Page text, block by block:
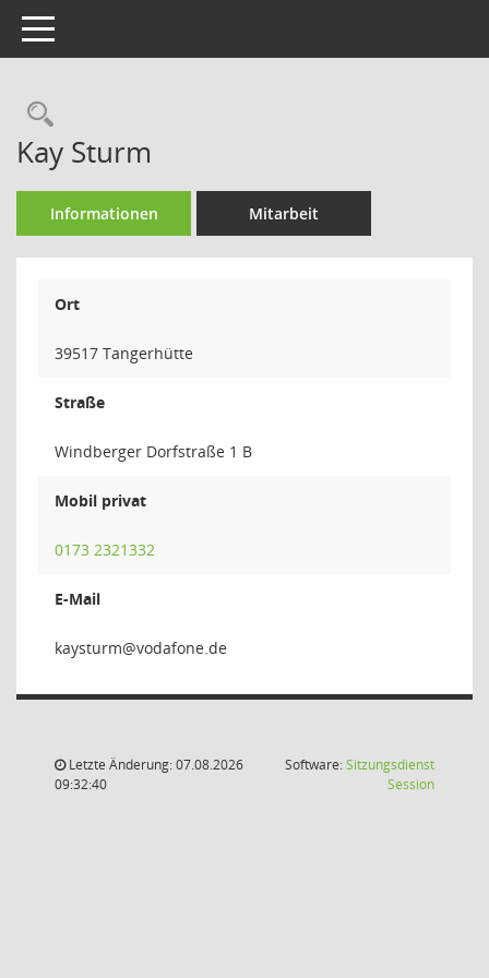
Toggle navigation
Rechercheauswahl
Kay Sturm
Informationen Mitarbeit
Ort
39517 Tangerhütte
Straße
Windberger Dorfstraße 1 B
Mobil privat
0173 2321332
E-Mail
mrut
Letzte Änderung: 07.08.2026
09:32:40
Software:Sitzungsdienst
Session(Wird in